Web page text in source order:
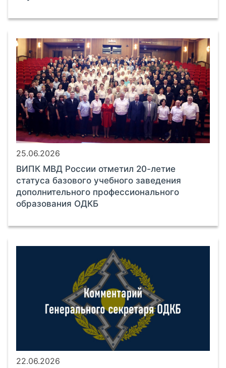
25.06.2026
ВИПК МВД России отметил 20-летие
статуса базового учебного заведения
дополнительного профессионального
образования ОДКБ
22.06.2026